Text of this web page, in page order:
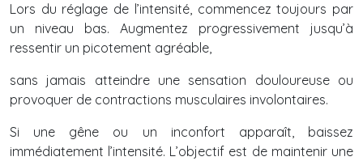
Lors du réglage de l’intensité, commencez toujours par
un niveau bas. Augmentez progressivement jusqu’à
ressentir un picotement agréable,
sans jamais atteindre une sensation douloureuse ou
provoquer de contractions musculaires involontaires.
Si une gêne ou un inconfort apparaît, baissez
immédiatement l’intensité. L’objectif est de maintenir une